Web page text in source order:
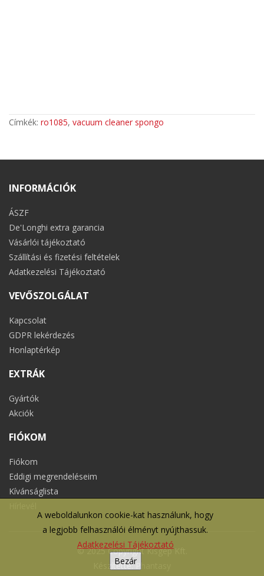
A weboldalunkon cookie-kat használunk, hogy
a legjobb felhasználói élményt nyújthassuk.
Adatkezelési Tájékoztató
Bezár
Címkék: ro1085, vacuum cleaner spongo
INFORMÁCIÓK
ÁSZF
De'Longhi extra garancia
Vásárlói tájékoztató
Szállítási és fizetési feltételek
Adatkezelési Tájékoztató
VEVŐSZOLGÁLAT
Kapcsolat
GDPR lekérdezés
Honlaptérkép
EXTRÁK
Gyártók
Akciók
FIÓKOM
Fiókom
Eddigi megrendeléseim
Kívánságlista
© 2025 Copyright Kisgép Kft.
Készítette: